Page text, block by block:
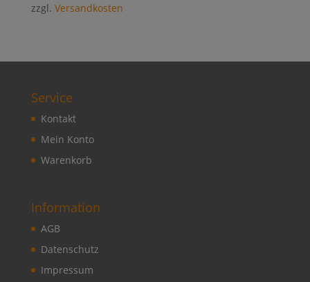
zzgl. Versandkosten
Service
Kontakt
Mein Konto
Warenkorb
Information
AGB
Datenschutz
Impressum